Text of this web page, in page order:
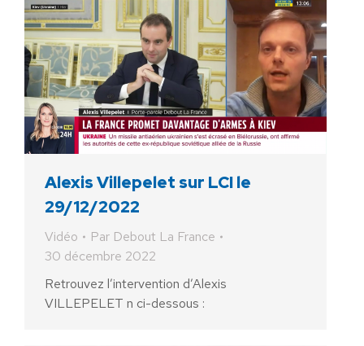
Alexis Villepelet sur LCI le
29/12/2022
Vidéo Par Debout La France
30 décembre 2022
Retrouvez l’intervention d’Alexis
VILLEPELET n ci-dessous :